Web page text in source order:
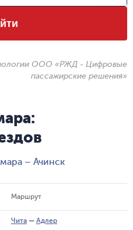
ООО «РЖД - Цифровые
пассажирские решения»
– Ачинск
Маршрут
Чита — Адлер